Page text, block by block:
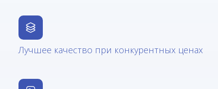
Лучшее качество при конкурентных ценах